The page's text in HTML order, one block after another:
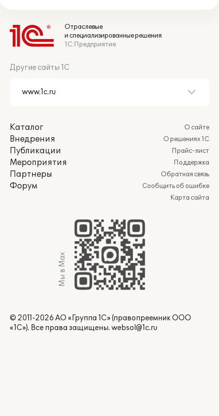
Отраслевые
и специализированные решения
1С:Предприятие
Другие сайты 1С
Каталог
Внедрения
Публикации
Мероприятия
Партнеры
Форум
О сайте
О решениях 1С
Прайс-лист
Поддержка
Обратная связь
Сообщить об ошибке
Карта сайта
Мы в Max
© 2011-2026 АО «Группа 1С» (правопреемник ООО
«1С»). Все права защищены. websol@1c.ru